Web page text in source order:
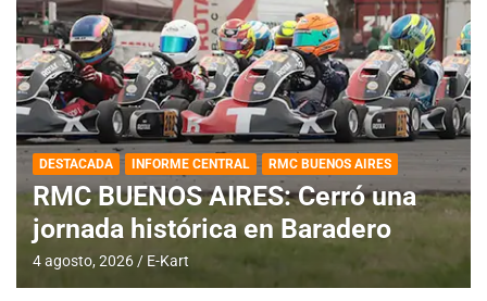
DESTACADA INFORME CENTRAL RMC BUENOS AIRES
RMC BUENOS AIRES: Cerró una
jornada histórica en Baradero
4 agosto, 2026 E-Kart